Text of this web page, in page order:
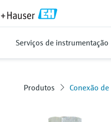
Serviços de instrumentação
Produtos Conexão